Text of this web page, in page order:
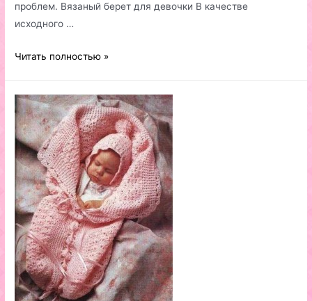
проблем. Вязаный берет для девочки В качестве
исходного …
Вязаный
девочки
Читать полностью »